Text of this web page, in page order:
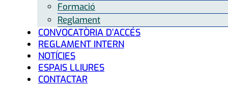
Formació
Reglament
CONVOCATÒRIA D’ACCÉS
REGLAMENT INTERN
NOTÍCIES
ESPAIS LLIURES
CONTACTAR